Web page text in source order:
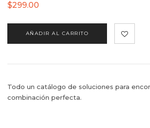
$299.00
AÑADIR AL CARRITO
Todo un catálogo de soluciones para
combinación perfecta.